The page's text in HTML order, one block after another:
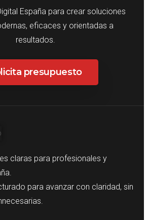
España para crear soluciones
eficaces y orientadas a
resultados.
presupuesto
claras para profesionales y
para avanzar con claridad, sin